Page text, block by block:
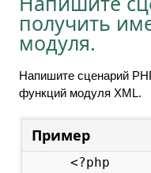
получить
модуля.
Напишите сценарий
функций модуля XML.
Пример
<?php